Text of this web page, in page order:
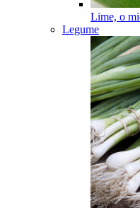
Lime, o
Legume